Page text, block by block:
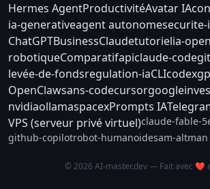
Hermes AgentProductivitéAvatar IA
ia-generativeagent autonomesecurite-
ChatGPTBusinessClaudetutorielia-
robotiqueComparatifapiclaude-code
levée-de-fondsregulation-iaCLIcodex
OpenClawsans-codecursorgoogle
nvidiaollamaspacexPrompts IA
VPS (serveur privé virtuel)claude-fable-5
github-copilotrobot-humanoidesam-altman
© 2026 AI-master.dev — Fait avec ❤️